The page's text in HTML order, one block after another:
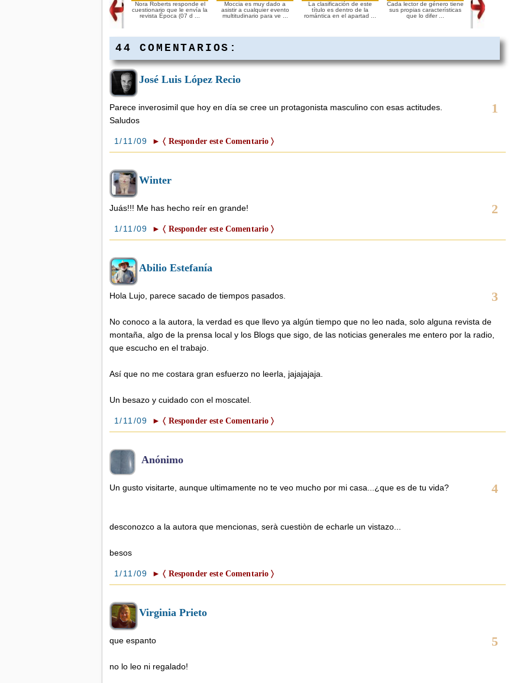
Nora Roberts responde el
cuestionario que le envía la
revista Época (07 d ...
Moccia es muy dado a
asistir a cualquier evento
multitudinario para ve ...
La clasificación de este
título es dentro de la
romántica en el apartad ...
Cada lector de género tiene
sus propias características
que lo difer ...
El submarino rosaLa
romántica es
por los radares de
Autoras Argentinas es un
llamado la atención en su
44 COMENTARIOS:
José Luis López Recio
1
Parece inverosimil que hoy en día se cree un protagonista masculino con esas actitudes.
Saludos
1/11/09 ► 〈 Responder este Comentario 〉
Winter
2
Juás!!! Me has hecho reír en grande!
1/11/09 ► 〈 Responder este Comentario 〉
Abilio Estefanía
3
Hola Lujo, parece sacado de tiempos pasados.
No conoco a la autora, la verdad es que llevo ya algún tiempo que no leo nada, solo alguna revista de
montaña, algo de la prensa local y los Blogs que sigo, de las noticias generales me entero por la radio,
que escucho en el trabajo.
Así que no me costara gran esfuerzo no leerla, jajajajaja.
Un besazo y cuidado con el moscatel.
1/11/09 ► 〈 Responder este Comentario 〉
Anónimo
4
Un gusto visitarte, aunque ultimamente no te veo mucho por mi casa...¿que es de tu vida?
desconozco a la autora que mencionas, serà cuestiòn de echarle un vistazo...
besos
1/11/09 ► 〈 Responder este Comentario 〉
Virginia Prieto
5
que espanto
no lo leo ni regalado!